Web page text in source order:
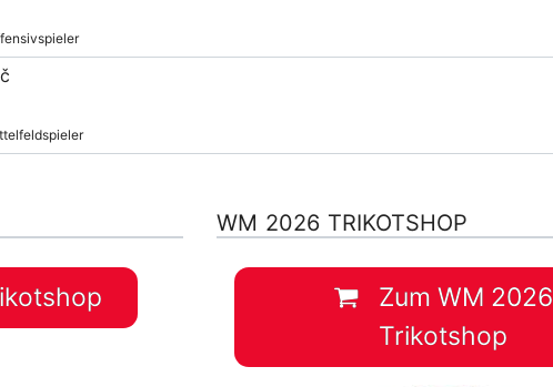
WM 2026 TRIKOTSHOP
Zum WM 2026
Trikotshop